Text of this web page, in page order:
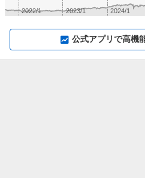
2023/1
2022/1 2024/1
公式アプリで高機